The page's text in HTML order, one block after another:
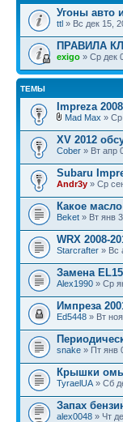
Угоны авто
ttl » Вс дек 15,
ПРАВИЛА
exigo » Ср дек
ТЕМЫ
Impreza
Mad Max » Ср
XV 2012
Cober » Вт апр
Subaru
Andr3y » Ср
Какое
Beket » Вт янв
WRX 2008-
Starcrafter » Вс
Замена
Alex1990 » Ср
Импреза
Ed5448 » Вт
snake » Пт янв
Крышки
TyraelUA » Сб
Запах
alex0048 » Чт